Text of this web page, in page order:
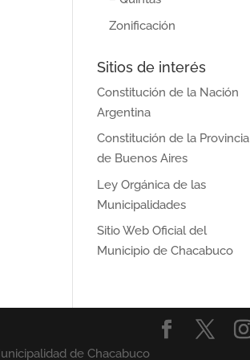
Zonificación
Sitios de interés
Constitución de la Nación
Argentina
Constitución de la Provincia
de Buenos Aires
Ley Orgánica de las
Municipalidades
Sitio Web Oficial del
Municipio de Chacabuco
de Chacabuco